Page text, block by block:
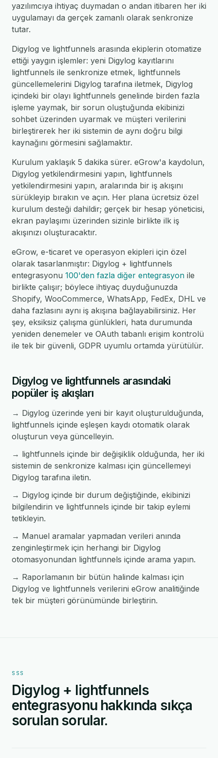
yazılımcıya ihtiyaç duymadan o andan itibaren her iki
uygulamayı da gerçek zamanlı olarak senkronize
tutar.
Digylog ve lightfunnels arasında ekiplerin otomatize
ettiği yaygın işlemler: yeni Digylog kayıtlarını
lightfunnels ile senkronize etmek, lightfunnels
güncellemelerini Digylog tarafına iletmek, Digylog
içindeki bir olayı lightfunnels genelinde birden fazla
işleme yaymak, bir sorun oluştuğunda ekibinizi
sohbet üzerinden uyarmak ve müşteri verilerini
birleştirerek her iki sistemin de aynı doğru bilgi
kaynağını görmesini sağlamaktır.
Kurulum yaklaşık 5 dakika sürer. eGrow'a kaydolun,
Digylog yetkilendirmesini yapın, lightfunnels
yetkilendirmesini yapın, aralarında bir iş akışını
sürükleyip bırakın ve açın. Her plana ücretsiz özel
kurulum desteği dahildir; gerçek bir hesap yöneticisi,
ekran paylaşımı üzerinden sizinle birlikte ilk iş
akışınızı oluşturacaktır.
eGrow, e-ticaret ve operasyon ekipleri için özel
olarak tasarlanmıştır: Digylog + lightfunnels
entegrasyonu 100'den fazla diğer entegrasyon ile
birlikte çalışır; böylece ihtiyaç duyduğunuzda
Shopify, WooCommerce, WhatsApp, FedEx, DHL ve
daha fazlasını aynı iş akışına bağlayabilirsiniz. Her
şey, eksiksiz çalışma günlükleri, hata durumunda
yeniden denemeler ve OAuth tabanlı erişim kontrolü
ile tek bir güvenli, GDPR uyumlu ortamda yürütülür.
Digylog ve lightfunnels arasındaki
popüler iş akışları
→ Digylog üzerinde yeni bir kayıt oluşturulduğunda,
lightfunnels içinde eşleşen kaydı otomatik olarak
oluşturun veya güncelleyin.
→ lightfunnels içinde bir değişiklik olduğunda, her iki
sistemin de senkronize kalması için güncellemeyi
Digylog tarafına iletin.
→ Digylog içinde bir durum değiştiğinde, ekibinizi
bilgilendirin ve lightfunnels içinde bir takip eylemi
tetikleyin.
→ Manuel aramalar yapmadan verileri anında
zenginleştirmek için herhangi bir Digylog
otomasyonundan lightfunnels içinde arama yapın.
→ Raporlamanın bir bütün halinde kalması için
Digylog ve lightfunnels verilerini eGrow analitiğinde
tek bir müşteri görünümünde birleştirin.
SSS
Digylog + lightfunnels
entegrasyonu hakkında sıkça
sorulan sorular.